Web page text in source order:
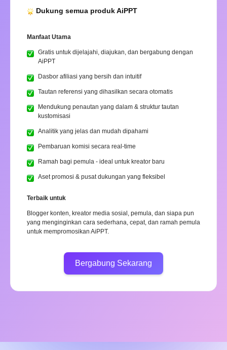
Dukung semua produk AiPPT
Manfaat Utama
Gratis untuk dijelajahi, diajukan, dan bergabung dengan
AiPPT
Dasbor afiliasi yang bersih dan intuitif
Tautan referensi yang dihasilkan secara otomatis
Mendukung penautan yang dalam & struktur tautan
kustomisasi
Analitik yang jelas dan mudah dipahami
Pembaruan komisi secara real-time
Ramah bagi pemula - ideal untuk kreator baru
Aset promosi & pusat dukungan yang fleksibel
Terbaik untuk
Blogger konten, kreator media sosial, pemula, dan siapa pun
yang menginginkan cara sederhana, cepat, dan ramah pemula
untuk mempromosikan AiPPT.
Bergabung Sekarang